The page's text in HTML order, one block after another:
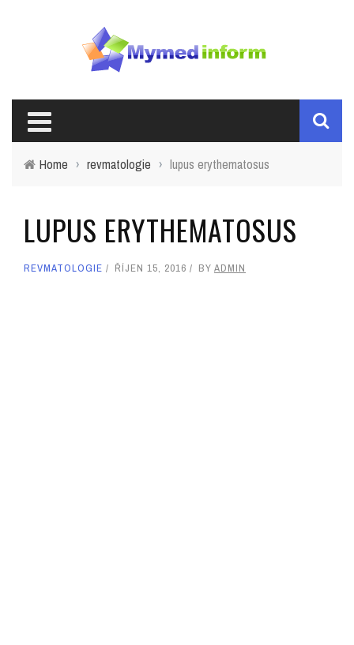
Home › revmatologie › lupus erythematosus
LUPUS ERYTHEMATOSUS
REVMATOLOGIE ŘÍJEN 15, 2016 BY ADMIN